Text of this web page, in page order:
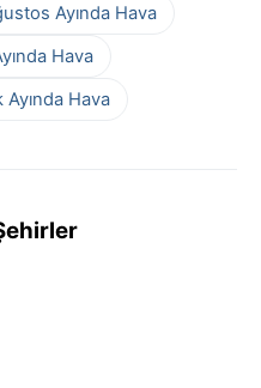
Ayında Hava
Hava
Ayında Hava